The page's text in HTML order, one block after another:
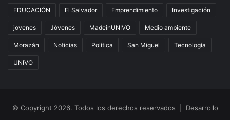
EDUCACIÓN El Salvador Emprendimiento Investigación
jovenes Jóvenes MadeinUNIVO Medio ambiente
Morazán Noticias Política San Miguel Tecnología
UNIVO
© Copyright 2026. Todos los derechos reservados | Desarrollo